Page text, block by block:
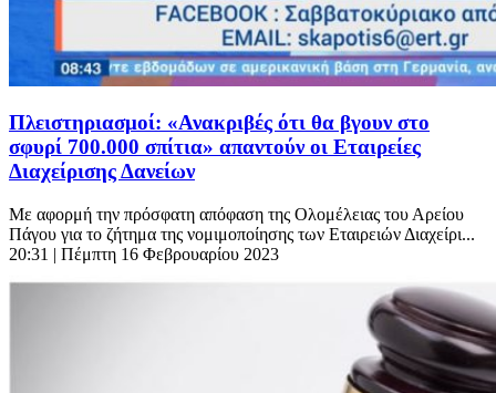
Πλειστηριασμοί: «Ανακριβές ότι θα βγουν στο
σφυρί 700.000 σπίτια» απαντούν οι Εταιρείες
Διαχείρισης Δανείων
Με αφορμή την πρόσφατη απόφαση της Ολομέλειας του Αρείου
Πάγου για το ζήτημα της νομιμοποίησης των Εταιρειών Διαχείρι...
20:31 | Πέμπτη 16 Φεβρουαρίου 2023